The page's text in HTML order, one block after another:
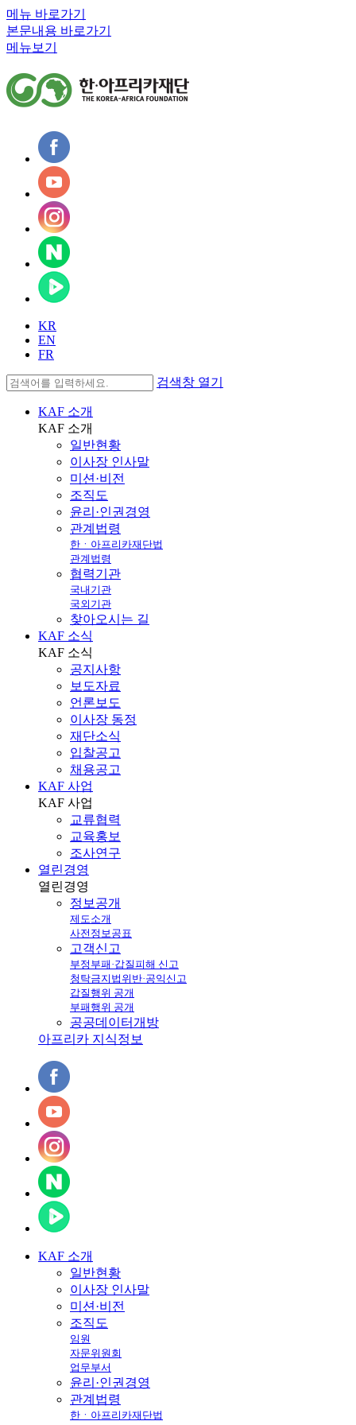
메뉴 바로가기
본문내용 바로가기
메뉴보기
KR
EN
FR
검색창 열기
KAF 소개
KAF 소개
일반현황
이사장 인사말
미션·비전
조직도
윤리·인권경영
관계법령
한ㆍ아프리카재단법
관계법령
협력기관
국내기관
국외기관
찾아오시는 길
KAF 소식
KAF 소식
공지사항
보도자료
언론보도
이사장 동정
재단소식
입찰공고
채용공고
KAF 사업
KAF 사업
교류협력
교육홍보
조사연구
열린경영
열린경영
정보공개
제도소개
사전정보공표
고객신고
부정부패·갑질피해 신고
청탁금지법위반·공익신고
갑질행위 공개
부패행위 공개
공공데이터개방
아프리카 지식정보
KAF 소개
일반현황
이사장 인사말
미션·비전
조직도
임원
자문위원회
업무부서
윤리·인권경영
관계법령
한ㆍ아프리카재단법